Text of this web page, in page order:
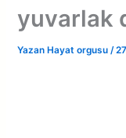
yuvarlak
Yazan Hayat orgusu/